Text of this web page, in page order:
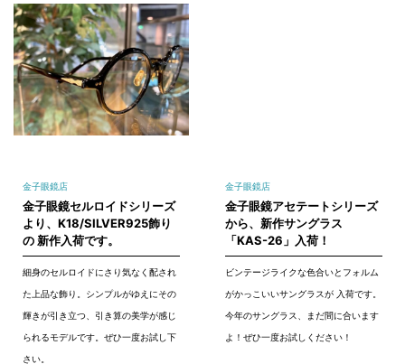
金子眼鏡店
金子眼鏡セルロイドシリーズ
より、K18/SILVER925飾り
の 新作入荷です。
細身のセルロイドにさり気なく配され
た上品な飾り。シンプルがゆえにその
輝きが引き立つ、引き算の美学が感じ
られるモデルです。ぜひ一度お試し下
さい。
金子眼鏡店
金子眼鏡アセテートシリーズ
から、新作サングラス
「KAS-26」入荷！
ビンテージライクな色合いとフォルム
がかっこいいサングラスが 入荷です。
今年のサングラス、まだ間に合います
よ！ぜひ一度お試しください！